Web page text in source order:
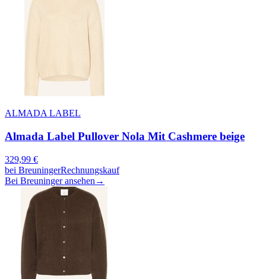
ALMADA LABEL
Almada Label Pullover Nola Mit Cashmere beige
329,99 €
bei BreuningerRechnungskauf
Bei Breuninger ansehen →